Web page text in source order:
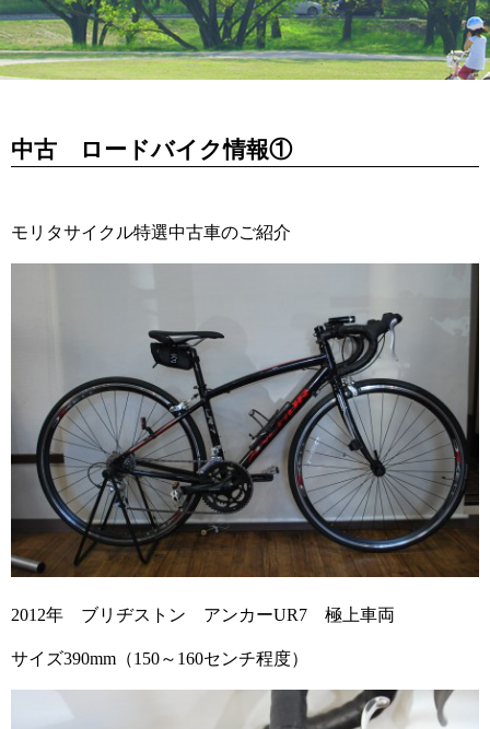
中古 ロードバイク情報①
モリタサイクル特選中古車のご紹介
2012年 ブリヂストン アンカーUR7 極上車両
サイズ390mm（150～160センチ程度）